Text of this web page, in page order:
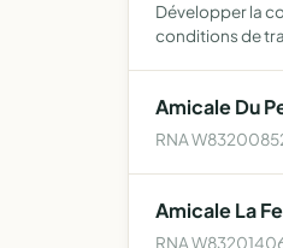
Développer la
conditions de
Amicale Du
RNA
Amicale La
RNA